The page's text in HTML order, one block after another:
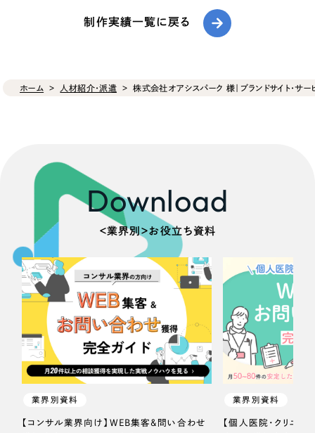
制作実績一覧に戻る
ホーム 人材紹介・派遣 株式会社オアシスパーク 様｜ブランドサイト・サー
Download
＜業界別＞お役立ち資料
業界別資料
【コンサル業界向け】WEB集客＆問い合わせ
業界別資料
【個人医院・クリニッ